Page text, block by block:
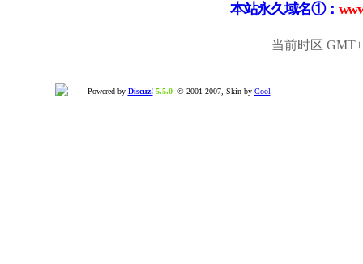
本站永久域名①：
当前时区
Powered by Discuz! 5.5.0© 2001-2007, Skin by Cool